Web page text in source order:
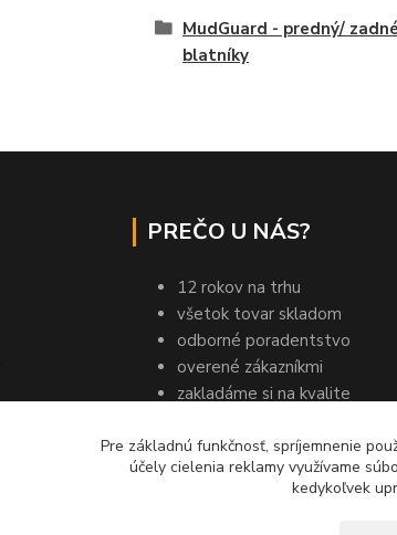
MudGuard - predný/ zadné
blatníky
PREČO U NÁS?
12 rokov na trhu
všetok tovar skladom
odborné poradentstvo
overené zákazníkmi
zakladáme si na kvalite
Pre základnú funkčnosť, spríjemnenie
účely cielenia reklamy využívame
kedykoľvek